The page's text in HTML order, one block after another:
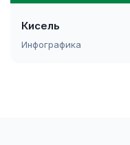
Кисель
Инфографика